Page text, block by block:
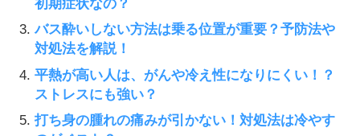
初期症状なの？
バス酔いしない方法は乗る位置が重要？予防法や
対処法を解説！
平熱が高い人は、がんや冷え性になりにくい！？
ストレスにも強い？
打ち身の腫れの痛みが引かない！対処法は冷やす